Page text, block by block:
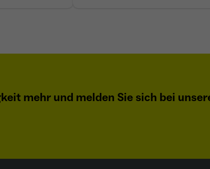
mehr und melden Sie sich bei